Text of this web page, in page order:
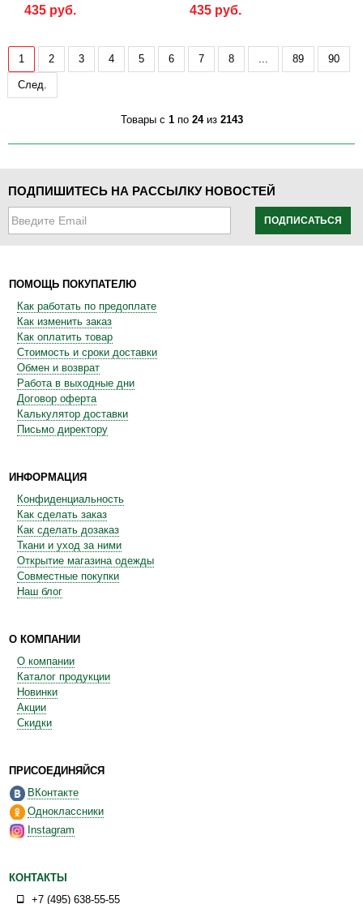
435 руб.
435 руб.
1 2 3 4 5 6 7 8 ... 89 90
След.
Товары с 1по 24из 2143
ПОДПИШИТЕСЬ НА РАССЫЛКУ НОВОСТЕЙ
ПОДПИСАТЬСЯ
ПОМОЩЬ ПОКУПАТЕЛЮ
Как работать по предоплате
Как изменить заказ
Как оплатить товар
Стоимость и сроки доставки
Обмен и возврат
Работа в выходные дни
Договор оферта
Калькулятор доставки
Письмо директору
ИНФОРМАЦИЯ
Конфиденциальность
Как сделать заказ
Как сделать дозаказ
Ткани и уход за ними
Открытие магазина одежды
Совместные покупки
Наш блог
О КОМПАНИИ
О компании
Каталог продукции
Новинки
Акции
Скидки
ПРИСОЕДИНЯЙСЯ
ВКонтакте
Одноклассники
Instagram
КОНТАКТЫ
+7 (495) 638-55-55